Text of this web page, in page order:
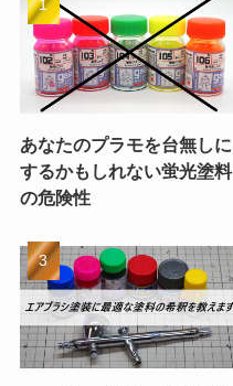
あなたのプラモを台無しに
するかもしれない蛍光塗料
の危険性